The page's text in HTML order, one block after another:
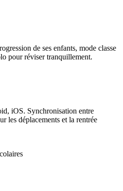
de ses enfants, mode classe
pour réviser tranquillement.
iOS. Synchronisation entre
les déplacements et la rentrée